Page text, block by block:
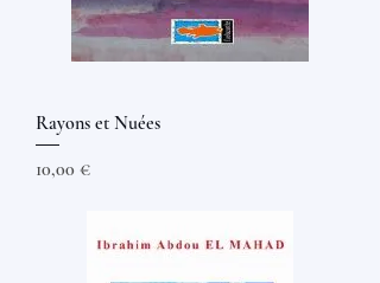
Rayons et Nuées
Prix
10,00 €